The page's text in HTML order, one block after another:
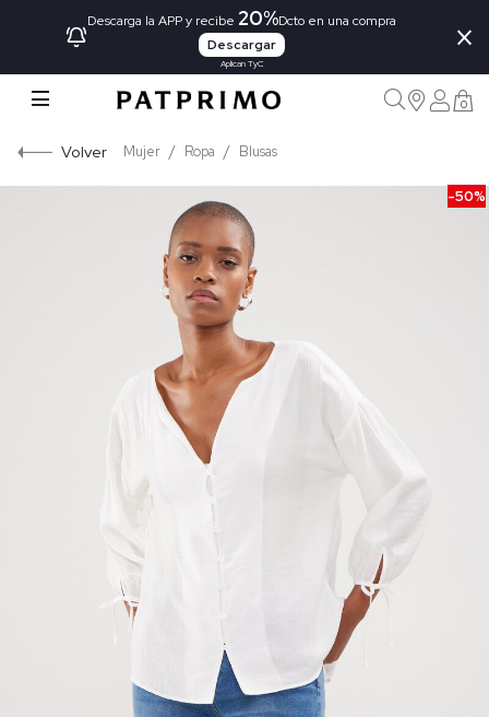
Descarga la APP y recibe 20%Dcto en una compra
Descargar
Aplican TyC
×
0
Volver Mujer Ropa Blusas
-50%